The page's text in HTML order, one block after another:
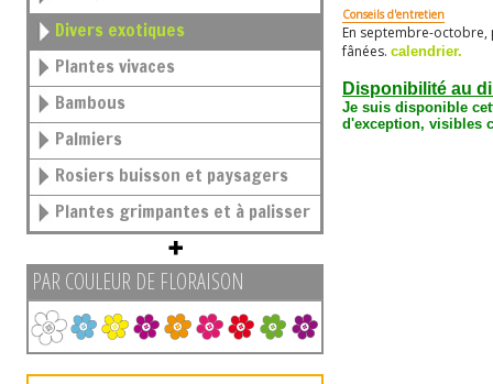
Divers exotiques
Plantes vivaces
Bambous
Palmiers
Rosiers buisson et paysagers
Plantes grimpantes et à palisser
PAR COULEUR DE FLORAISON
Conseils d'entretien
En septembre-
fânées. calendrier.
Disponibilité au
Je suis disponible
d'exception, visibles